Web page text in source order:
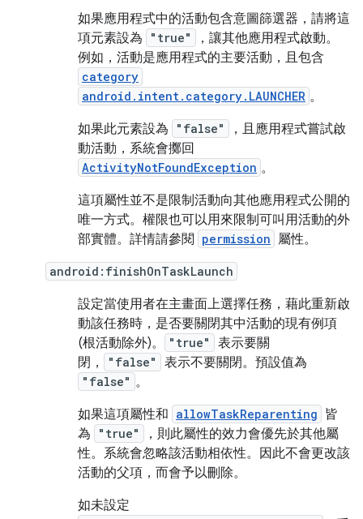
如果應用程式中的活動包含意圖篩選器，請將這
項元素設為
"true"
，讓其他應用程式啟動。
例如，活動是應用程式的主要活動，且包含
category
android.intent.category.LAUNCHER 。
如果此元素設為
"false"
，且應用程式嘗試啟
動活動，系統會擲回
ActivityNotFoundException 。
這項屬性並不是限制活動向其他應用程式公開的
唯一方式。權限也可以用來限制可叫用活動的外
部實體。詳情請參閱
permission 屬性。
android:finishOnTaskLaunch
設定當使用者在主畫面上選擇任務，藉此重新啟
動該任務時，是否要關閉其中活動的現有例項
(根活動除外)。
"true"
表示要關
閉，
"false" 表示不要關閉。預設值為
"false" 。
如果這項屬性和 allowTaskReparenting 皆
為
"true"
，則此屬性的效力會優先於其他屬
性。系統會忽略該活動相依性。因此不會更改該
活動的父項，而會予以刪除。
如未設定